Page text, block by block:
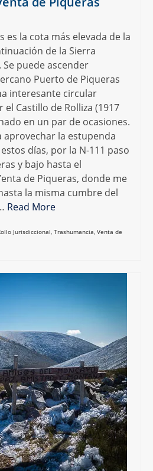
es la cota más elevada de la
de la Sierra
puede ascender
Puerto de Piqueras
interesante circular
Castillo de Rolliza (1917
en un par de ocasiones.
aprovechar la estupenda
días, por la N-111 paso
y bajo hasta el
de Piqueras, donde me
la misma cumbre del
Read More
Jurisdiccional, Trashumancia, Venta de